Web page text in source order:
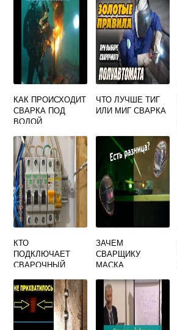
КАК ПРОИСХОДИТ
СВАРКА ПОД
ВОДОЙ
ЧТО ЛУЧШЕ ТИГ
ИЛИ МИГ СВАРКА
КТО
ПОДКЛЮЧАЕТ
СВАРОЧНЫЙ
ПИТАНИЯ К
РАСПРЕДЕЛИТЕЛ
ЬНОМУ ЩИТУ
ЗАЧЕМ
СВАРЩИКУ
МАСКА